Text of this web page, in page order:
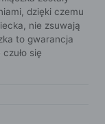
dzięki czemu
nie zsuwają
to gwarancja
się